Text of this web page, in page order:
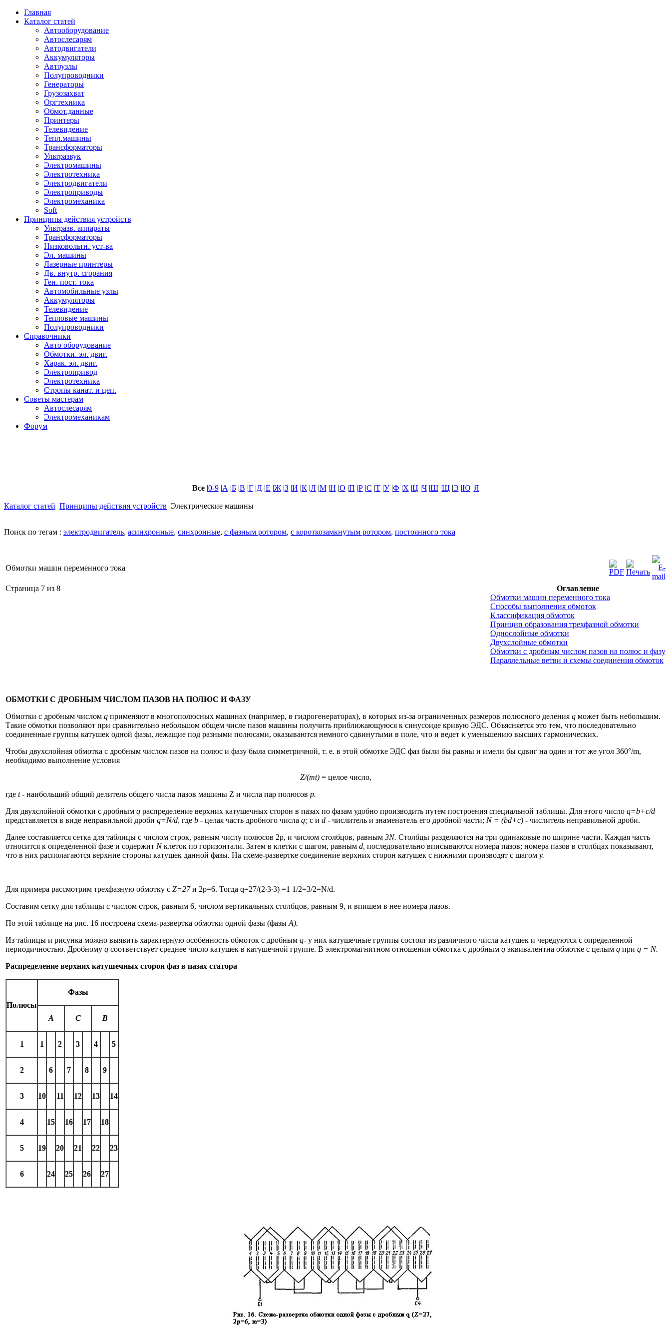
Главная
Каталог статей
Автооборудование
Автослесарям
Автодвигатели
Аккумуляторы
Автоузлы
Полупроводники
Генераторы
Грузозахват
Оргтехника
Обмот.данные
Принтеры
Телевидение
Тепл.машины
Трансформаторы
Ультразвук
Электромашины
Электротехника
Электродвигатели
Электроприводы
Электромеханика
Soft
Принципы действия устройств
Ультразв. аппараты
Трансформаторы
Низковольтн. уст-ва
Эл. машины
Лазерные принтеры
Дв. внутр. сгорания
Ген. пост. тока
Автомобильные узлы
Аккумуляторы
Телевидение
Тепловые машины
Полупроводники
Справочники
Авто оборудование
Обмотки. эл. двиг.
Харак. эл. двиг.
Электропривод
Электротехника
Стропы канат. и цеп.
Советы мастерам
Автослесарям
Электромеханикам
Форум
Все|0-9|А |Б|В |Г|Д|Е |Ж|З|И |К|Л|М|Н |О |П |Р|С |Т|У|Ф |Х |Ц |Ч|Ш|Щ|Э |Ю|Я
Каталог статей Принципы действия устройств Электрические машины
Поиск по тегам : электродвигатель, асинхронные, синхронные, с фазным ротором, с короткозамкнутым ротором, постоянного тока
Обмотки машин переменного тока
Оглавление
Обмотки машин переменного тока
Способы выполнения обмоток
Классификация обмоток
Принцип образования трехфазной обмотки
Однослойные обмотки
Двухслойные обмотки
Обмотки с дробным числом пазов на полюс и фазу
Параллельные ветви и схемы соединения обмоток
Страница 7 из 8
ОБМОТКИ С ДРОБНЫМ ЧИСЛОМ ПАЗОВ НА ПОЛЮС И ФАЗУ
Обмотки с дробным числом q применяют в многополюс­ных машинах (например, в гидрогенераторах), в которых из-за ограниченных размеров полюсного деления q может быть небольшим.
Такие обмотки позволяют при сравни­тельно небольшом общем числе пазов машины получить приближающуюся к синусоиде кривую ЭДС. Объясняется это тем, что последовательно
соединенные группы катушек одной фазы, лежащие под разными полюсами, оказывают­ся немного сдвинутыми в поле, что и ведет к уменьшению высших гармонических.
Чтобы двухслойная обмотка с дробным числом пазов на полюс и фазу была симметричной, т. е. в этой обмотке ЭДС фаз были бы равны и имели бы сдвиг на один и тот же угол 360°/m,
необходимо выполнение условия
Z/(mt) = целое число,
где t - наибольший общий делитель общего числа пазов машины Z и числа пар полюсов р.
Для двухслойной обмотки с дробным q распределение верхних катушечных сторон в пазах по фазам удобно про­изводить путем построения специальной таблицы. Для это­го число q=b+c/d
представляется в виде неправильной дроби q=N/d где b - целая часть дробного числа q; с и d - числитель и знаменатель его дробной части; N= (bd+c) - числитель неправильной дроби.
Далее составляется сетка для таблицы с числом строк, равным числу полюсов 2р, и числом столбцов, равным 3N. Столбцы разделяются на три одинаковые по ширине части. Каждая часть
относится к определенной фазе и содержит Nклеток по горизонтали. Затем в клетки с шагом, рав­ным d последовательно вписываются номера пазов; номе­ра пазов в столбцах показывают,
что в них располагаются верхние стороны катушек данной фазы. На схеме-разверт­ке соединение верхних сторон катушек с нижними произ­водят с шагом у.
Для примера рассмотрим трехфазную обмотку с Z=27и 2р=6. Тогда q=27/(2∙3∙3) =1 1/2=3/2=N/d.
Составим сетку для таблицы с числом строк, равным 6, числом вер­тикальных столбцов, равным 9, и впишем в нее номера пазов.
По этой таблице на рис. 16 построена схема-развертка обмотки одной фазы (фазы А).
Из таблицы и рисунка можно выявить характерную особенность обмоток с дробным q- у них катушечные группы состоят из различного числа катушек и чередуются с определенной
периодичностью. Дробному q соответствует среднее число катушек в катушечной группе. В электро­магнитном отношении обмотка с дробным q эквивалентна обмотке с це­лым q при q = N.
Распределение верхних катушечных сторон фаз в пазах статора
Полюсы
Фазы
А С В
1 1 2 3 4 5
2 6 7 8 9
3 10 11 12 13 14
4 15 16 17 18
5 19 20 21 22 23
6 24 25 26 27